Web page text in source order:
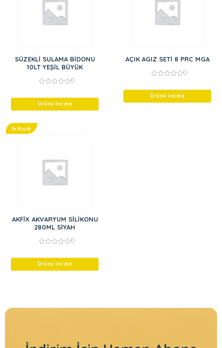
SÜZEKLİ SULAMA BİDONU
10LT YEŞİL BÜYÜK
of
0
Ürünü İncele
AÇIK AGIZ SETİ 8 PRC MGA
of
0
Ürünü İncele
In Stock
AKFİX AKVARYUM SİLİKONU
280ML SİYAH
of
0
Ürünü İncele